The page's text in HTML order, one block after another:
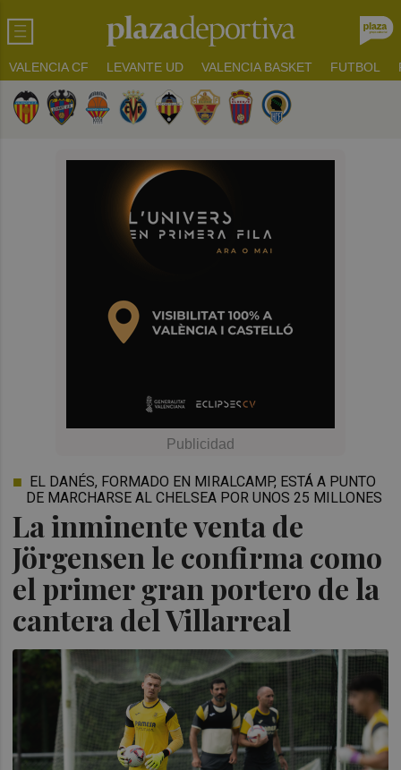
VALENCIA CF LEVANTE UD VALENCIA BASKET FUTBOL
La inminente venta de
Jörgensen le confirma como
el primer gran portero de la
cantera del Villarreal
EL DANÉS, FORMADO EN MIRALCAMP, ESTÁ A PUNTO
DE MARCHARSE AL CHELSEA POR UNOS 25 MILLONES